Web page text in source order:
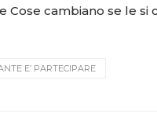
Cose cambiano se le si
E’ PARTECIPARE